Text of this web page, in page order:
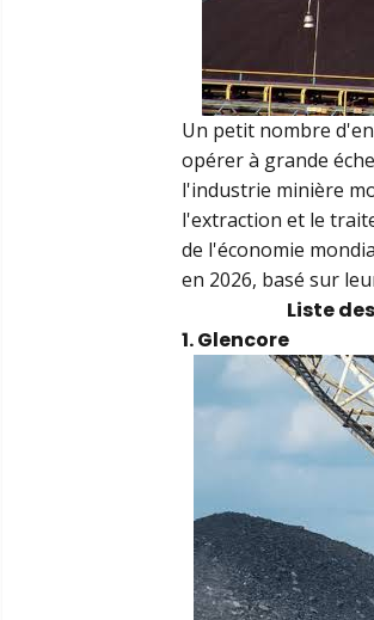
Un petit nombre
opérer à grande
l'industrie minière
l'extraction et le
de l'économie
en 2026, basé sur
Liste
1. Glencore